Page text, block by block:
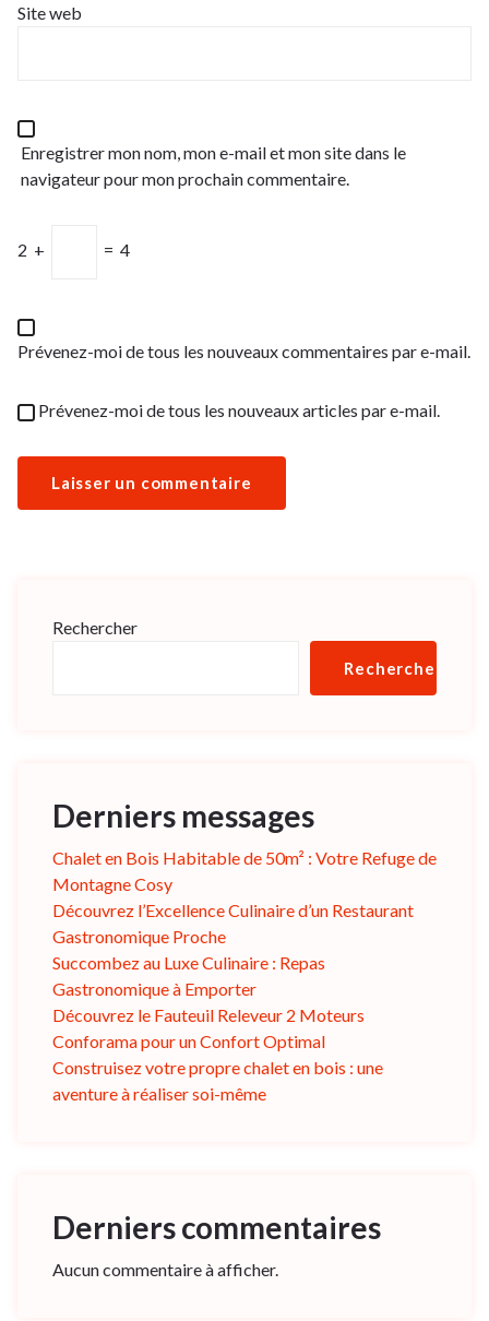
Site web
Enregistrer mon nom, mon e-mail et mon site dans le
navigateur pour mon prochain commentaire.
2 + = 4
Prévenez-moi de tous les nouveaux commentaires par e-mail.
Prévenez-moi de tous les nouveaux articles par e-mail.
Rechercher
Rechercher
Derniers messages
Chalet en Bois Habitable de 50m² : Votre Refuge de
Montagne Cosy
Découvrez l’Excellence Culinaire d’un Restaurant
Gastronomique Proche
Succombez au Luxe Culinaire : Repas
Gastronomique à Emporter
Découvrez le Fauteuil Releveur 2 Moteurs
Conforama pour un Confort Optimal
Construisez votre propre chalet en bois : une
aventure à réaliser soi-même
Derniers commentaires
Aucun commentaire à afficher.